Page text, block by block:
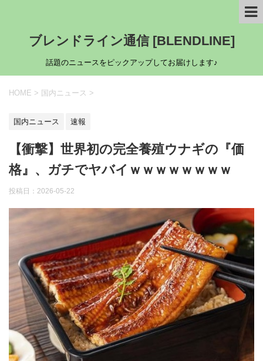
ブレンドライン通信 [BLENDLINE]
話題のニュースをピックアップしてお届けします♪
HOME > 国内ニュース >
国内ニュース 速報
【衝撃】世界初の完全養殖ウナギの『価
格』、ガチでヤバイｗｗｗｗｗｗｗｗ
投稿日： 2026-05-22